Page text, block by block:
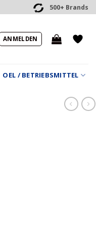
500+ Brands
ANMELDEN
OEL / BETRIEBSMITTEL